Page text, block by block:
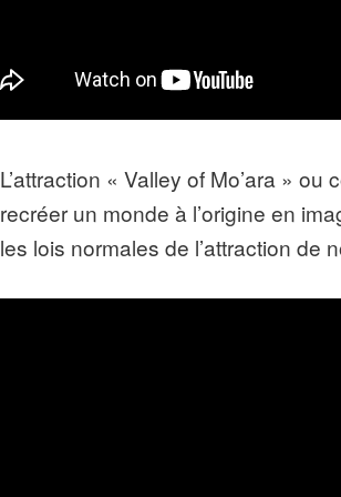
L’attraction « Valley of Mo’ara »
recréer un monde à l’origine en
les lois normales de l’attraction de